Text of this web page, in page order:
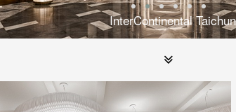
InterContinental Taichung